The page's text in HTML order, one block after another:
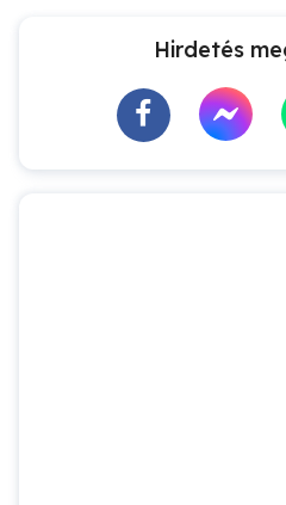
Hirdetés